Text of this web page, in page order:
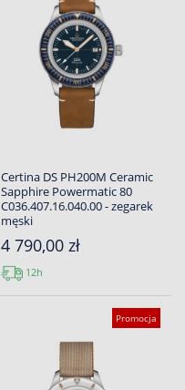
Certina DS PH200M Ceramic
Sapphire Powermatic 80
C036.407.16.040.00 - zegarek
męski
4 790,00 zł
12h
Promocja